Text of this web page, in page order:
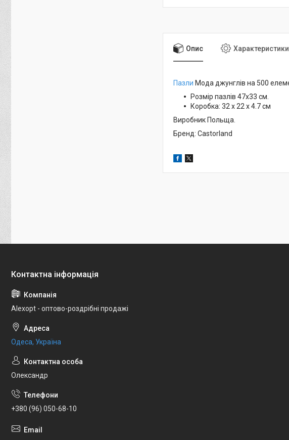
Опис Характеристики
Пазли Мода джунглів на 500
Розмір пазлів 47х33 см.
Коробка: 32 x 22 x 4.7 см
Виробник Польща.
Бренд: Castorland
Alexopt - оптово-роздрібні продажі
Одеса, Україна
Олександр
+380 (96) 050-68-10